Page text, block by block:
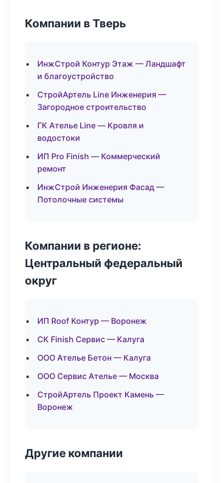
Компании в Тверь
ИнжСтрой Контур Этаж — Ландшафт
и благоустройство
СтройАртель Line Инженерия —
Загородное строительство
ГК Ателье Line — Кровля и
водостоки
ИП Pro Finish — Коммерческий
ремонт
ИнжСтрой Инженерия Фасад —
Потолочные системы
Компании в регионе:
Центральный федеральный
округ
ИП Roof Контур — Воронеж
СК Finish Сервис — Калуга
ООО Ателье Бетон — Калуга
ООО Сервис Ателье — Москва
СтройАртель Проект Камень —
Воронеж
Другие компании